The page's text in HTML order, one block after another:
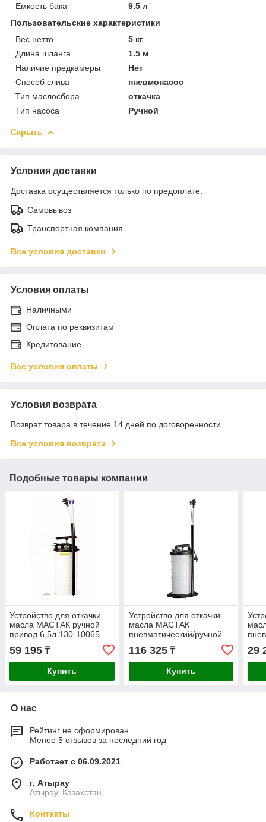
Емкость бака
9.5 л
Пользовательские характеристики
Вес нетто
5 кг
Длина шланга
1.5 м
Наличие предкамеры
Нет
Способ слива
пневмонасос
Тип маслосбора
откачка
Тип насоса
Ручной
Скрыть
Условия доставки
Доставка осуществляется только по предоплате.
Самовывоз
Транспортная компания
Все условия доставки
Условия оплаты
Наличными
Оплата по реквизитам
Кредитование
Все условия оплаты
Условия возврата
Возврат товара в течение 14 дней по договоренности
Все условия возврата
Подобные товары компании
Устройство для откачки
масла МАСТАК ручной
привод 6,5л 130-10065
59 195 ₸
Купить
Устройство для откачки
масла МАСТАК
пневматический/ручной
привод 9,5л 130-00095
116 325₸
Купить
29
О нас
Рейтинг не сформирован
Менее 5 отзывов за последний год
Работает с 06.09.2021
г. Атырау
Атырау, Казахстан
Контакты